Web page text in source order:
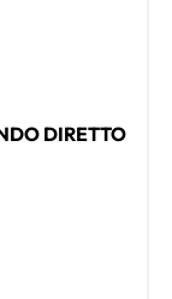
DIRETTO